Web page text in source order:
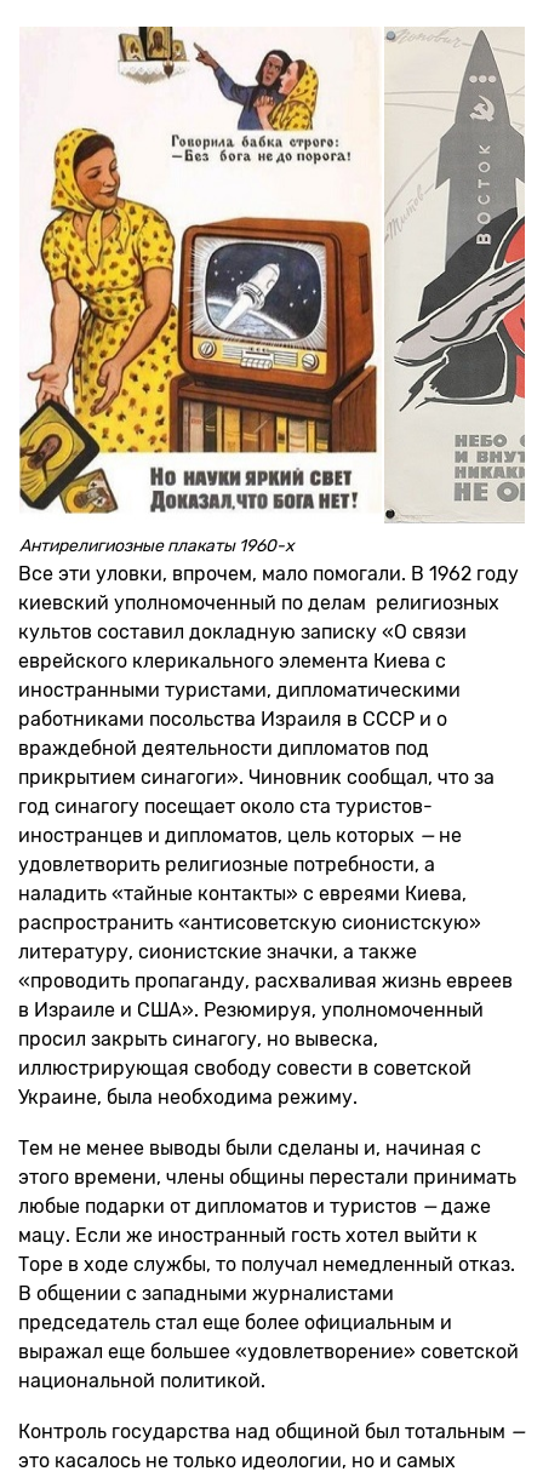
Антирелигиозные плакаты 1960-х
Все эти уловки, впрочем, мало помогали. В 1962 году
киевский уполномоченный по делам религиозных
культов составил докладную записку «О связи
еврейского клерикального элемента Киева с
иностранными туристами, дипломатическими
работниками посольства Израиля в СССР и о
враждебной деятельности дипломатов под
прикрытием синагоги». Чиновник сообщал, что за
год синагогу посещает около ста туристов-
иностранцев и дипломатов, цель которых — не
удовлетворить религиозные потребности, а
наладить «тайные контакты» с евреями Киева,
распространить «антисоветскую сионистскую»
литературу, сионистские значки, а также
«проводить пропаганду, расхваливая жизнь евреев
в Израиле и США». Резюмируя, уполномоченный
просил закрыть синагогу, но вывеска,
иллюстрирующая свободу совести в советской
Украине, была необходима режиму.
Тем не менее выводы были сделаны и, начиная с
этого времени, члены общины перестали принимать
любые подарки от дипломатов и туристов —даже
мацу. Если же иностранный гость хотел выйти к
Торе в ходе службы, то получал немедленный отказ.
В общении с западными журналистами
председатель стал еще более официальным и
выражал еще большее «удовлетворение» советской
национальной политикой.
Контроль государства над общиной был тотальным —
это касалось не только идеологии, но и самых